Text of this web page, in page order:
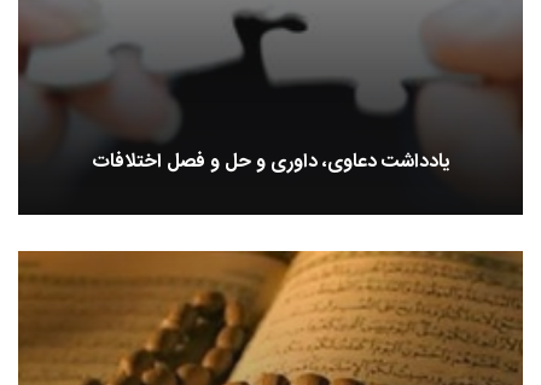
یادداشت دعاوی، داوری و حل و فصل اختلافات